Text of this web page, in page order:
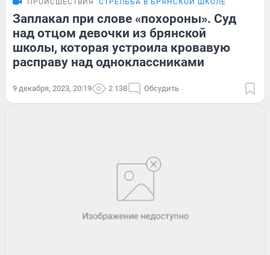
ПРОИСШЕСТВИЯ СТРЕЛЬБА В БРЯНСКОЙ ШКОЛЕ
Заплакал при слове «похороны». Суд
над отцом девочки из брянской
школы, которая устроила кровавую
расправу над одноклассниками
9 декабря, 2023, 20:19 2 138 Обсудить